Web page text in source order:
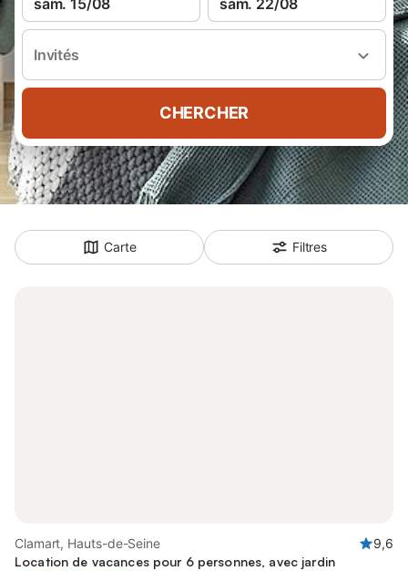
sam. 15/08 sam. 22/08
Invités
CHERCHER
Carte Filtres
Clamart, Hauts-de-Seine
9,6
Location de vacances pour 6 personnes, avec jardin